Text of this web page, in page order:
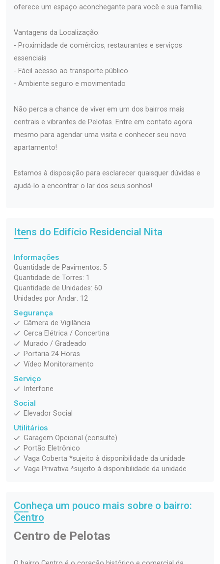
oferece um espaço aconchegante para você e sua família.
Vantagens da Localização:
- Proximidade de comércios, restaurantes e serviços
essenciais
- Fácil acesso ao transporte público
- Ambiente seguro e movimentado
Não perca a chance de viver em um dos bairros mais
centrais e vibrantes de Pelotas. Entre em contato agora
mesmo para agendar uma visita e conhecer seu novo
apartamento!
Estamos à disposição para esclarecer quaisquer dúvidas e
ajudá-lo a encontrar o lar dos seus sonhos!
Itens do Edifício Residencial Nita
Informações
Quantidade de Pavimentos: 5
Quantidade de Torres: 1
Quantidade de Unidades: 60
Unidades por Andar: 12
Segurança
Câmera de Vigilância
Cerca Elétrica / Concertina
Murado / Gradeado
Portaria 24 Horas
Vídeo Monitoramento
Serviço
Interfone
Social
Elevador Social
Utilitários
Garagem Opcional (consulte)
Portão Eletrônico
Vaga Coberta *sujeito à disponibilidade da unidade
Vaga Privativa *sujeito à disponibilidade da unidade
Conheça um pouco mais sobre o bairro:
Centro
Centro de Pelotas